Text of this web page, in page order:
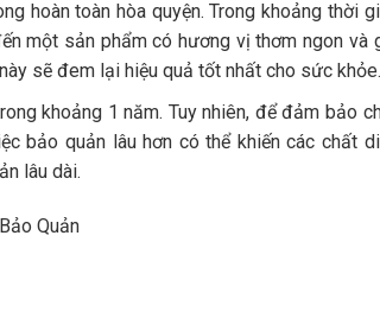
hoàn toàn hòa quyện. Trong khoảng thời
một sản phẩm có hương vị thơm ngon và
sẽ đem lại hiệu quả tốt nhất cho sức khỏe.
khoảng 1 năm. Tuy nhiên, để đảm bảo
bảo quản lâu hơn có thể khiến các chất
lâu dài.